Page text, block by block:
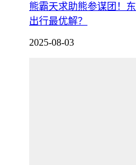
熊霸天求助熊参谋团！
出行最优解？
2025-08-03